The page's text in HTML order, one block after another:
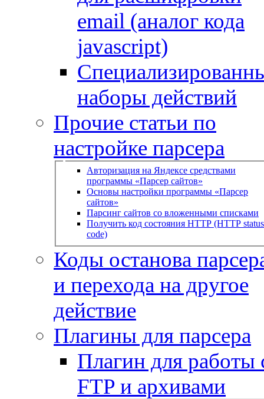
email (аналог кода
javascript)
наборы действий
Прочие статьи по
настройке парсера
Авторизация на Яндексе средствами
программы «Парсер сайтов»
Основы настройки программы «Парсер
сайтов»
Парсинг сайтов со вложенными списками
Получить код состояния HTTP (HTTP status
code)
Коды останова
и перехода на другое
действие
Плагины для парсера
Плагин для работы
FTP и архивами